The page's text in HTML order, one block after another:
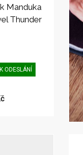
Manduka
Thunder
ODESLÁNÍ